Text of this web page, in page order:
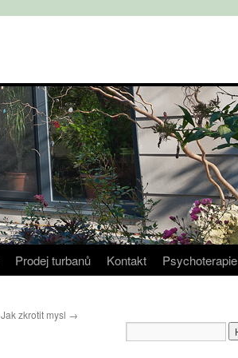
Prodej turbanů Kontakt Psychoterapie
Jak zkrotit mysl →